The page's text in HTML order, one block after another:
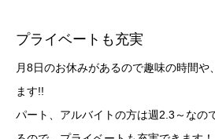
プライベートも充実
月8日のお休みがあるので趣味の時間や
ます!!
パート、アルバイトの方は週2.3～なの